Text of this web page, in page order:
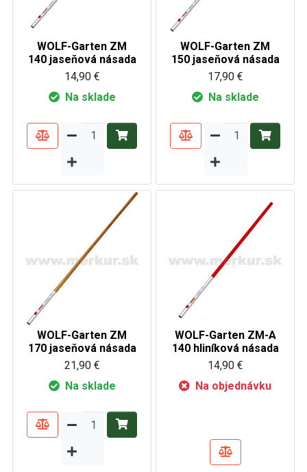
WOLF-Garten ZM
140 jaseňová násada
14,90 €
Na sklade
WOLF-Garten ZM
150 jaseňová násada
17,90 €
Na sklade
WOLF-Garten ZM
170 jaseňová násada
21,90 €
Na sklade
WOLF-Garten ZM-A
140 hliníková násada
14,90 €
Na objednávku